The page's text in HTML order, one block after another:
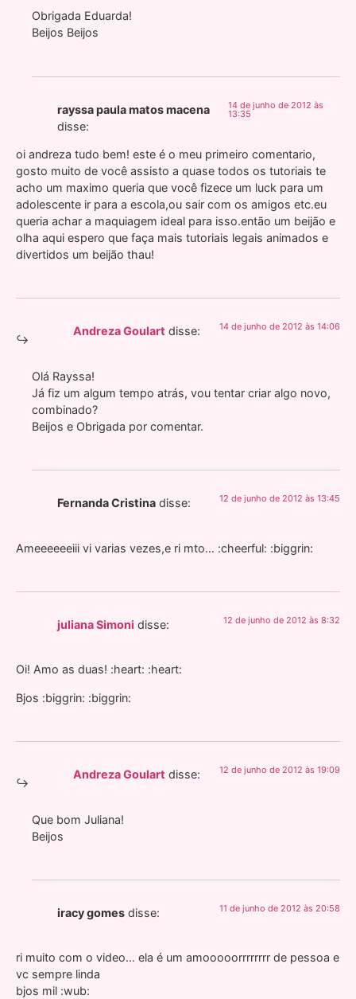
Obrigada Eduarda!
Beijos Beijos
rayssa paula matos macena
disse:
14 de junho de 2012 às
13:35
oi andreza tudo bem! este é o meu primeiro comentario,
gosto muito de você assisto a quase todos os tutoriais te
acho um maximo queria que você fizece um luck para um
adolescente ir para a escola,ou sair com os amigos etc.eu
queria achar a maquiagem ideal para isso.então um beijão e
olha aqui espero que faça mais tutoriais legais animados e
divertidos um beijão thau!
Andreza Goulart disse: 14 de junho de 2012 às 14:06
Olá Rayssa!
Já fiz um algum tempo atrás, vou tentar criar algo novo,
combinado?
Beijos e Obrigada por comentar.
Fernanda Cristina disse: 12 de junho de 2012 às 13:45
Ameeeeeeiii vi varias vezes,e ri mto… :cheerful: :biggrin:
juliana Simoni disse: 12 de junho de 2012 às 8:32
Oi! Amo as duas! :heart: :heart:
Bjos :biggrin: :biggrin:
Andreza Goulart disse: 12 de junho de 2012 às 19:09
Que bom Juliana!
Beijos
iracy gomes disse: 11 de junho de 2012 às 20:58
ri muito com o video… ela é um amooooorrrrrrrr de pessoa e
vc sempre linda
bjos mil :wub: